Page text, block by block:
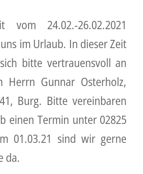
24.02.-26.02.2021
im Urlaub. In dieser Zeit
bitte vertrauensvoll an
Herrn Gunnar Osterholz,
Burg. Bitte vereinbaren
einen Termin unter 02825
01.03.21 sind wir gerne
da.